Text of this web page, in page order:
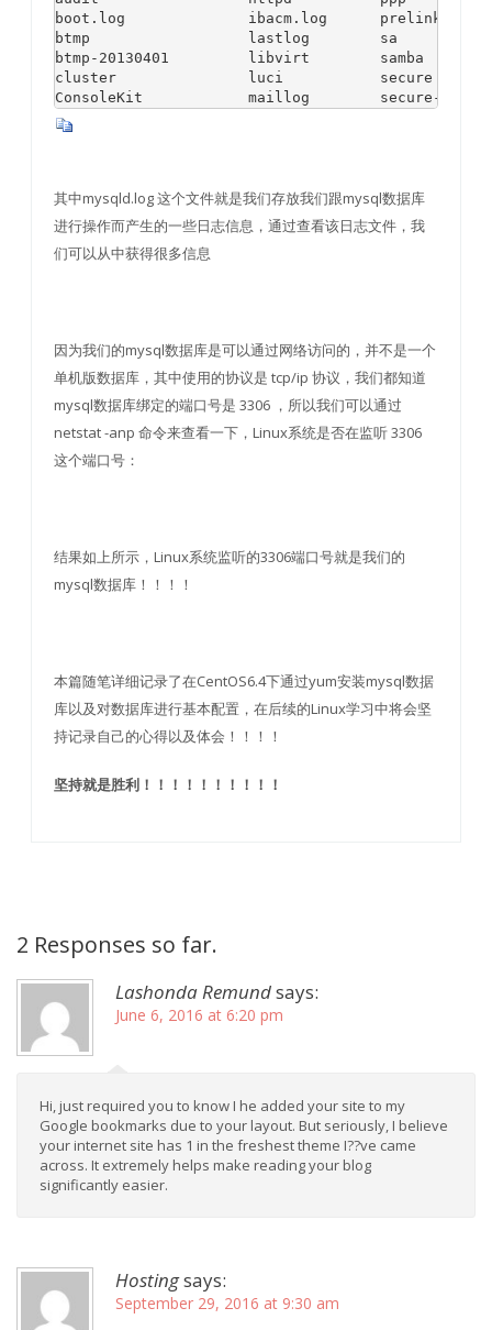
boot.log              ibacm.log      prelink
btmp                  lastlog        sa
btmp-20130401         libvirt        samba
cluster               luci           secure
ConsoleKit            maillog        secure-
其中mysqld.log 这个文件就是我们存放我们跟mysql数据库
进行操作而产生的一些日志信息，通过查看该日志文件，我
们可以从中获得很多信息
因为我们的mysql数据库是可以通过网络访问的，并不是一个
单机版数据库，其中使用的协议是 tcp/ip 协议，我们都知道
mysql数据库绑定的端口号是 3306 ，所以我们可以通过
netstat -anp 命令来查看一下，Linux系统是否在监听 3306
这个端口号：
结果如上所示，Linux系统监听的3306端口号就是我们的
mysql数据库！！！！
本篇随笔详细记录了在CentOS6.4下通过yum安装mysql数据
库以及对数据库进行基本配置，在后续的Linux学习中将会坚
持记录自己的心得以及体会！！！！
坚持就是胜利！！！！！！！！！！
2 Responses so far.
Lashonda Remundsays:
June 6, 2016 at 6:20 pm
Hi, just required you to know I he added your site to my
Google bookmarks due to your layout. But seriously, I believe
your internet site has 1 in the freshest theme I??ve came
across. It extremely helps make reading your blog
significantly easier.
Hostingsays:
September 29, 2016 at 9:30 am